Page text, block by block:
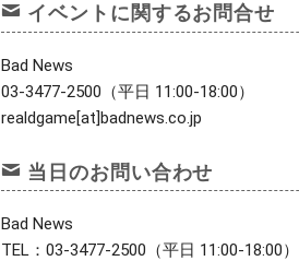
イベントに関するお問合せ
Bad News
03-3477-2500（平日 11:00-18:00）
realdgame[at]badnews.co.jp
当日のお問い合わせ
Bad News
TEL：03-3477-2500（平日 11:00-18:00）